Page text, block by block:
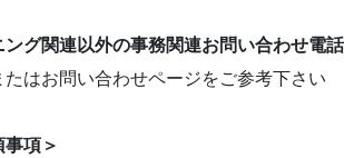
グ関連以外の事務関連お問い合わせ電
はお問い合わせページをご参考下さい
事項＞